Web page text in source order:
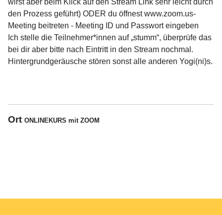
wirst aber beim Klick auf den Stream Link sehr leicht durch
den Prozess geführt) ODER du öffnest www.zoom.us-
Meeting beitreten - Meeting ID und Passwort eingeben
Ich stelle die Teilnehmer*innen auf „stumm“, überprüfe das
bei dir aber bitte nach Eintritt in den Stream nochmal.
Hintergrundgeräusche stören sonst alle anderen Yogi(ni)s.
Ort ONLINEKURS mit ZOOM